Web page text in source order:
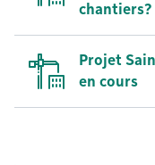
chantiers?
Projet
en cours